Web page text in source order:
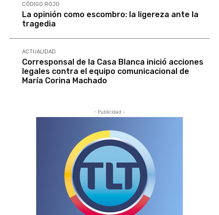
CÓDIGO ROJO
La opinión como escombro: la ligereza ante la
tragedia
ACTUALIDAD
Corresponsal de la Casa Blanca inició acciones
legales contra el equipo comunicacional de
María Corina Machado
- Publicidad -